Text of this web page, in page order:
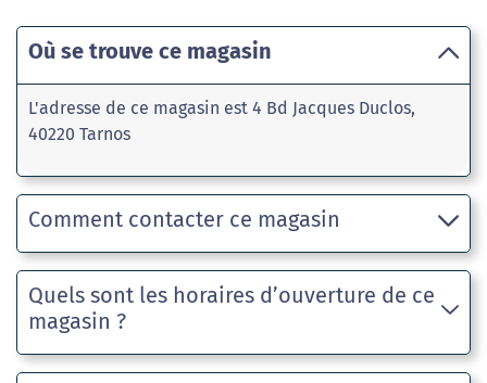
Où se trouve ce magasin
L'adresse de ce magasin est 4 Bd Jacques Duclos,
40220 Tarnos
Comment contacter ce magasin
Quels sont les horaires d’ouverture de ce
magasin ?